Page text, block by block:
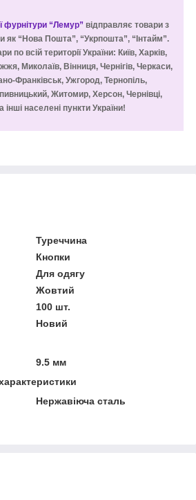
фурнітури “Лемур” відправляє товари з
як “Нова Пошта”, “Укрпошта”, “Інтайм”.
по всій території України: Київ, Харків,
Миколаїв, Вінниця, Чернігів, Черкаси,
Франківськ, Ужгород, Тернопіль,
Житомир, Херсон, Чернівці,
інші населені пункти України!
Туреччина
Кнопки
Для одягу
Жовтий
100 шт.
Новий
9.5 мм
Нержавіюча сталь